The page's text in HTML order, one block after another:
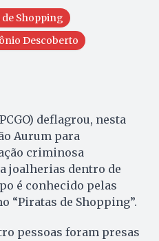
Shopping
Descoberto
deflagrou, nesta
Aurum para
criminosa
joalherias dentro de
é conhecido pelas
“Piratas de Shopping”.
pessoas foram presas